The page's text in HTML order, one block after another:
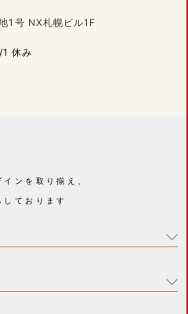
1号 NX札幌ビル1F
1 休み
ンを取り揃え、
ております